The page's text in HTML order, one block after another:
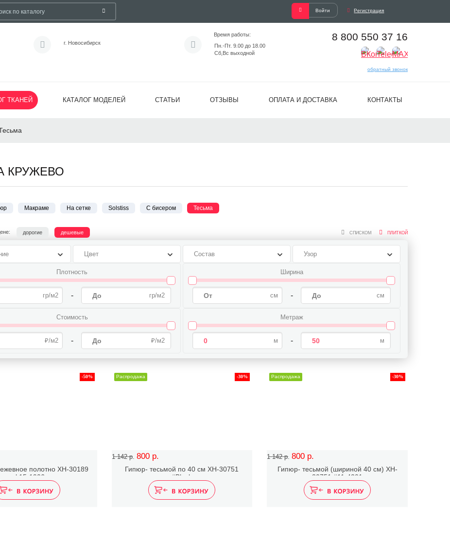
Войти Регистрация
г. Новосибирск
Время работы:
Пн.-Пт. 9.00 до 18.00
Сб,Вс выходной
8 800 550 37 16
обратный звонок
ТКАНЕЙ КАТАЛОГ МОДЕЛЕЙ СТАТЬИ ОТЗЫВЫ ОПЛАТА И ДОСТАВКА КОНТАКТЫ
КРУЖЕВО
Макраме На сетке Solstiss С бисером Тесьма
дорогие дешевые ПЛИТКОЙ
СПИСКОМ
Цвет Состав Узор
Плотность
-
Ширина
-
Стоимость
-
Метраж
-
-50%
полотно XH-30189
col.15-1906
1 142 р. 800 р.
-30%
Распродажа
Гипюр- тесьмой по 40 см XH-30751
#Black
1 142 р. 800 р.
-30%
Распродажа
Гипюр- тесьмой (шириной 40 см) XH-
30751 #11-4201